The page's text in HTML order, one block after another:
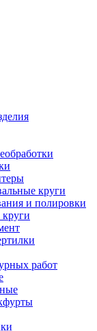
круги
и полировки
работ